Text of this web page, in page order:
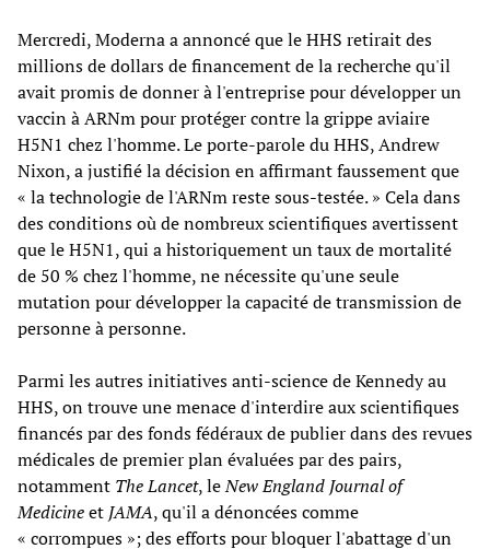
Mercredi, Moderna a annoncé que le HHS retirait des
millions de dollars de financement de la recherche qu'il
avait promis de donner à l'entreprise pour développer un
vaccin à ARNm pour protéger contre la grippe aviaire
H5N1 chez l'homme. Le porte-parole du HHS, Andrew
Nixon, a justifié la décision en affirmant faussement que
« la technologie de l'ARNm reste sous-testée. » Cela dans
des conditions où de nombreux scientifiques avertissent
que le H5N1, qui a historiquement un taux de mortalité
de 50 % chez l'homme, ne nécessite qu'une seule
mutation pour développer la capacité de transmission de
personne à personne.
Parmi les autres initiatives anti-science de Kennedy au
HHS, on trouve une menace d'interdire aux scientifiques
financés par des fonds fédéraux de publier dans des revues
médicales de premier plan évaluées par des pairs,
notamment The Lancet, leNew England Journal of
Medicineet JAMA, qu'il a dénoncées comme
« corrompues »; des efforts pour bloquer l'abattage d'un